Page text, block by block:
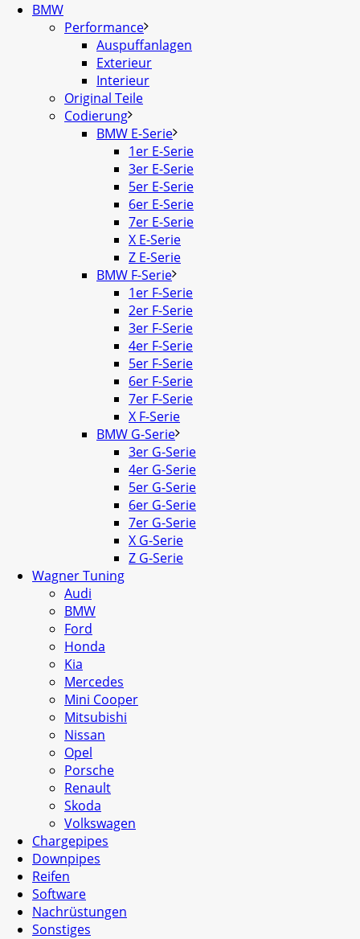
BMW
Performance
Auspuffanlagen
Exterieur
Interieur
Original Teile
Codierung
BMW E-Serie
1er E-Serie
3er E-Serie
5er E-Serie
6er E-Serie
7er E-Serie
X E-Serie
Z E-Serie
BMW F-Serie
1er F-Serie
2er F-Serie
3er F-Serie
4er F-Serie
5er F-Serie
6er F-Serie
7er F-Serie
X F-Serie
BMW G-Serie
3er G-Serie
4er G-Serie
5er G-Serie
6er G-Serie
7er G-Serie
X G-Serie
Z G-Serie
Wagner Tuning
Audi
BMW
Ford
Honda
Kia
Mercedes
Mini Cooper
Mitsubishi
Nissan
Opel
Porsche
Renault
Skoda
Volkswagen
Chargepipes
Downpipes
Reifen
Software
Nachrüstungen
Sonstiges